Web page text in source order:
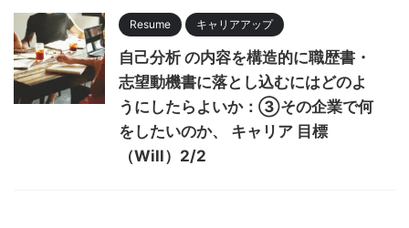
Resume キャリアアップ
自己分析 の内容を構造的に職歴書・
志望動機書に落とし込むにはどのよ
うにしたらよいか：③その企業で何
をしたいのか、 キャリア 目標
（Will）2/2